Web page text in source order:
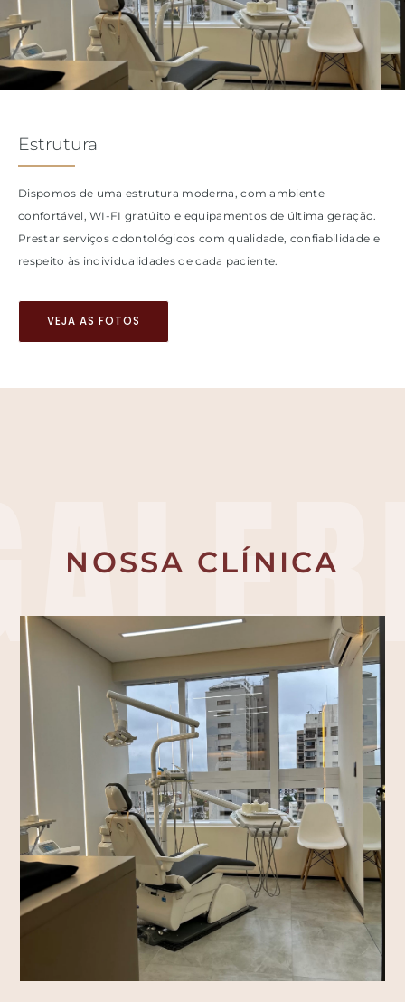
Estrutura
Dispomos de uma estrutura moderna, com ambiente
confortável, WI-FI gratúito e equipamentos de última geração.
Prestar serviços odontológicos com qualidade, confiabilidade e
respeito às individualidades de cada paciente.
VEJA AS FOTOS
NOSSA CLÍNICA